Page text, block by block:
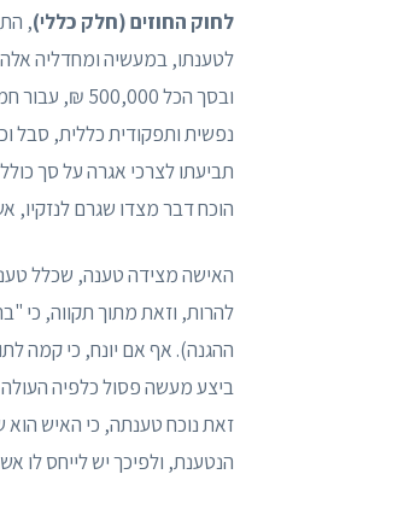
לחוק החוזים (חלק כללי),
נפשית ותפקודית כללית, סבל
הוכח דבר מצדו שגרם לנזקיו,
האישה מצידה טענה, שכלל
ההגנה). אף אם יונח, כי קמה
ביצע מעשה פסול כלפיה העולה
זאת נוכח טענתה, כי האיש
הנטענת, ולפיכך יש לייחס לו אשם תורם בשיעור